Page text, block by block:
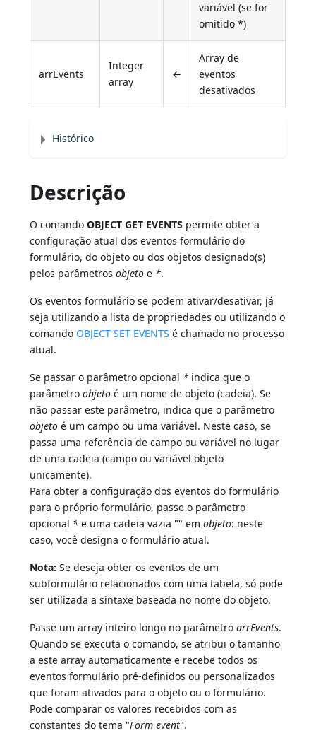
variável (se for
omitido *)
arrEvents
Integer
array
←
Array de
eventos
desativados
Histórico
Descrição
O comandoOBJECT GET EVENTS permite obter a
configuração atual dos eventos formulário do
formulário, do objeto ou dos objetos designado(s)
pelos parâmetrosobjeto e *.
Os eventos formulário se podem ativar/desativar, já
seja utilizando a lista de propriedades ou utilizando o
comando OBJECT SET EVENTS é chamado no processo
atual.
Se passar o parâmetro opcional * indica que o
parâmetroobjeto é um nome de objeto (cadeia). Se
não passar este parâmetro, indica que o parâmetro
objeto é um campo ou uma variável. Neste caso, se
passa uma referência de campo ou variável no lugar
de uma cadeia (campo ou variável objeto
unicamente).
Para obter a configuração dos eventos do formulário
para o próprio formulário, passe o parâmetro
opcional * e uma cadeia vazia "" emobjeto: neste
caso, você designa o formulário atual.
Nota: Se deseja obter os eventos de um
subformulário relacionados com uma tabela, só pode
ser utilizada a sintaxe baseada no nome do objeto.
Passe um array inteiro longo no parâmetroarrEvents.
Quando se executa o comando, se atribui o tamanho
a este array automaticamente e recebe todos os
eventos formulário pré-definidos ou personalizados
que foram ativados para o objeto ou o formulário.
Pode comparar os valores recebidos com as
constantes do tema "Form event".